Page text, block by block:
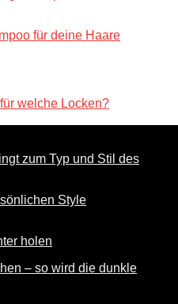
für deine Haare
welche Locken?
Style
– so wird die dunkle